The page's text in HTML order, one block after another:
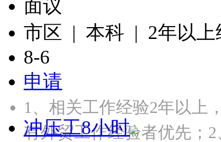
面议
市区 | 本科 | 2年以上
8-6
申请
1、相关工作经验2年以上
有外贸工作经验者优先
冲压工8小时